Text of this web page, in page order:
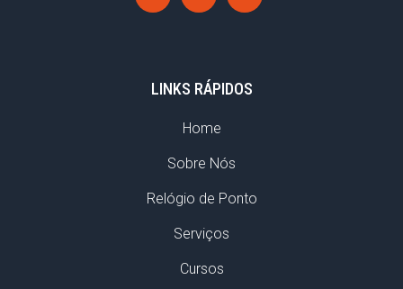
LINKS RÁPIDOS
Home
Sobre Nós
Relógio de Ponto
Serviços
Cursos